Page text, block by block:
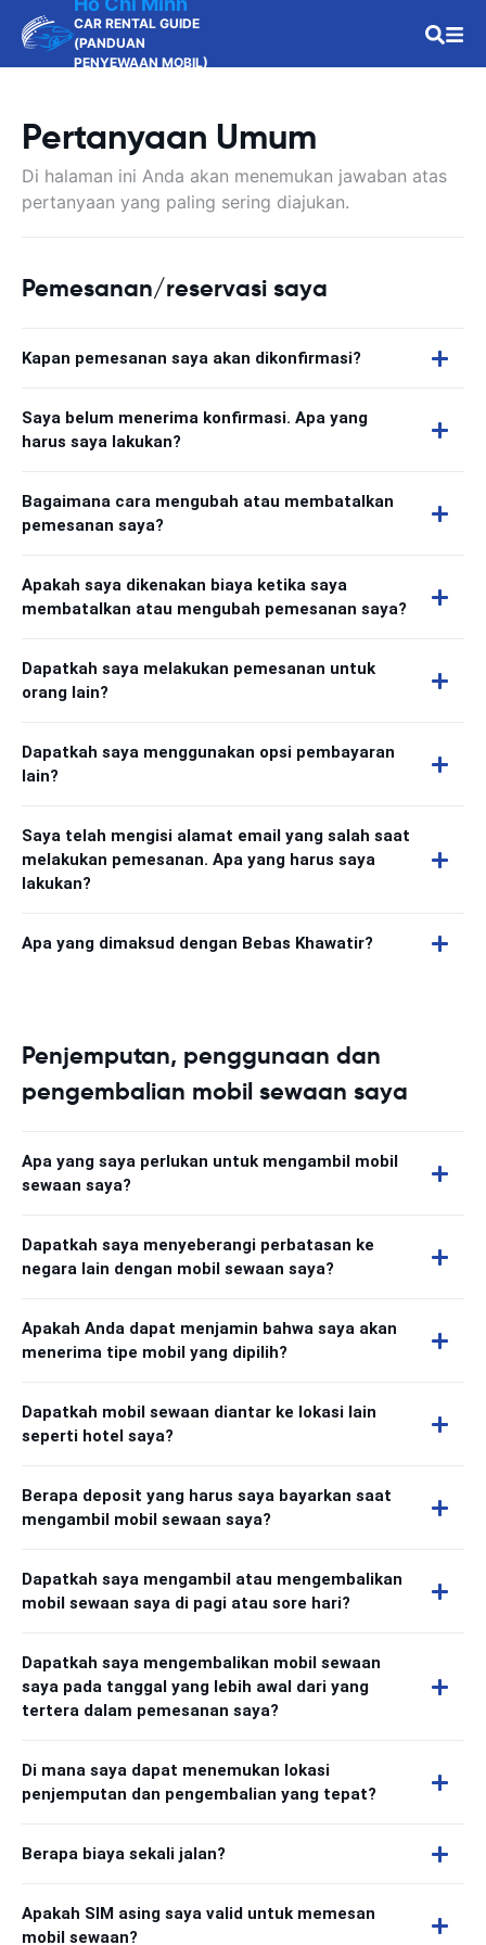
CAR RENTAL GUIDE
(PANDUAN
PENYEWAAN MOBIL)
Pertanyaan Umum
Di halaman ini Anda akan menemukan jawaban atas
pertanyaan yang paling sering diajukan.
Pemesanan/reservasi saya
Kapan pemesanan saya akan dikonfirmasi?
Saya belum menerima konfirmasi. Apa yang
harus saya lakukan?
Bagaimana cara mengubah atau membatalkan
pemesanan saya?
Apakah saya dikenakan biaya ketika saya
membatalkan atau mengubah pemesanan saya?
Dapatkah saya melakukan pemesanan untuk
orang lain?
Dapatkah saya menggunakan opsi pembayaran
lain?
Saya telah mengisi alamat email yang salah saat
melakukan pemesanan. Apa yang harus saya
lakukan?
Apa yang dimaksud dengan Bebas Khawatir?
Penjemputan, penggunaan dan
pengembalian mobil sewaan saya
Apa yang saya perlukan untuk mengambil mobil
sewaan saya?
Dapatkah saya menyeberangi perbatasan ke
negara lain dengan mobil sewaan saya?
Apakah Anda dapat menjamin bahwa saya akan
menerima tipe mobil yang dipilih?
Dapatkah mobil sewaan diantar ke lokasi lain
seperti hotel saya?
Berapa deposit yang harus saya bayarkan saat
mengambil mobil sewaan saya?
Dapatkah saya mengambil atau mengembalikan
mobil sewaan saya di pagi atau sore hari?
Dapatkah saya mengembalikan mobil sewaan
saya pada tanggal yang lebih awal dari yang
tertera dalam pemesanan saya?
Di mana saya dapat menemukan lokasi
penjemputan dan pengembalian yang tepat?
Berapa biaya sekali jalan?
Apakah SIM asing saya valid untuk memesan
mobil sewaan?